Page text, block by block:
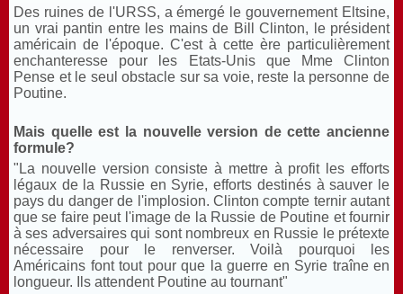
Des ruines de l'URSS, a émergé le gouvernement Eltsine,
un vrai pantin entre les mains de Bill Clinton, le président
américain de l'époque. C'est à cette ère particulièrement
enchanteresse pour les Etats-Unis que Mme Clinton
Pense et le seul obstacle sur sa voie, reste la personne de
Poutine.
Mais quelle est la nouvelle version de cette ancienne
formule?
"La nouvelle version consiste à mettre à profit les efforts
légaux de la Russie en Syrie, efforts destinés à sauver le
pays du danger de l'implosion. Clinton compte ternir autant
que se faire peut l'image de la Russie de Poutine et fournir
à ses adversaires qui sont nombreux en Russie le prétexte
nécessaire pour le renverser. Voilà pourquoi les
Américains font tout pour que la guerre en Syrie traîne en
longueur. Ils attendent Poutine au tournant"